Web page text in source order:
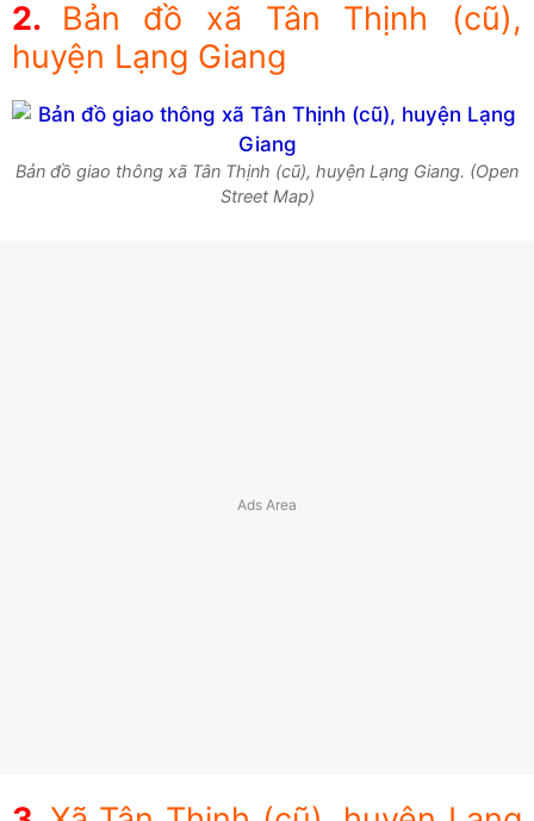
Bản đồ xã Tân Thịnh (cũ),
huyện Lạng Giang
Bản đồ giao thông xã Tân Thịnh (cũ), huyện Lạng Giang. (Open
Street Map)